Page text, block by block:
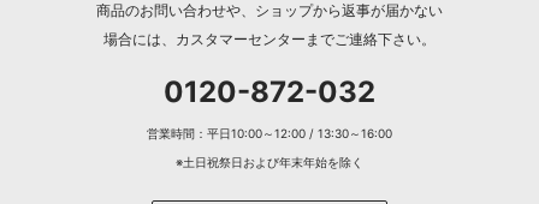
商品のお問い合わせや、ショップから返事が届かない
場合には、カスタマーセンターまでご連絡下さい。
0120-872-032
営業時間：平日10:00～12:00 / 13:30～16:00
※土日祝祭日および年末年始を除く